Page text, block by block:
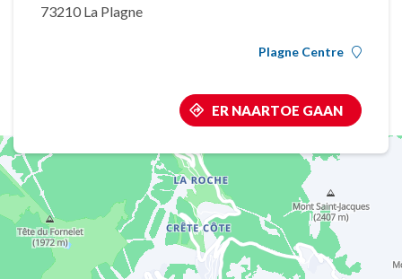
73210 La Plagne
Plagne Centre
ER NAARTOE GAAN